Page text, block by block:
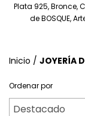
Plata 925, Bronce,
de BOSQUE,
Inicio / JOYERÍA
Ordenar por